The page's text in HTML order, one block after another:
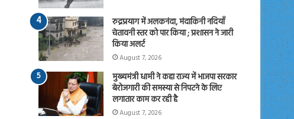
रुद्रप्रयाग में अलकनंदा, मंदाकिनी नदियाँ
चेतावनी स्तर को पार किया ; प्रशासन ने जारी
किया अलर्ट
August 7, 2026
मुख्यमंत्री धामी ने कहा राज्य में भाजपा सरकार
बेरोजगारी की समस्या से निपटने के लिए
लगातार काम कर रही है
August 7, 2026